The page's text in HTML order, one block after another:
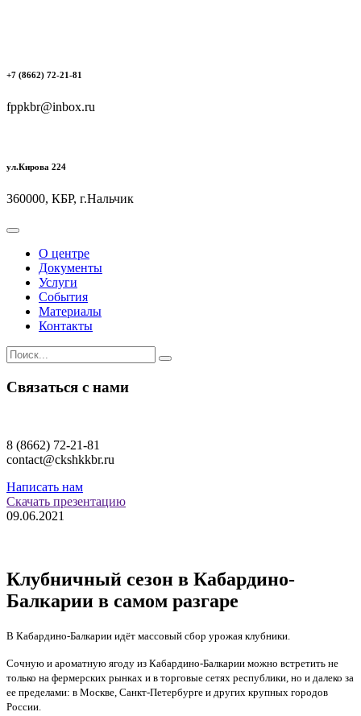
+7 (8662) 72-21-81
fppkbr@inbox.ru
ул.Кирова 224
360000, КБР, г.Нальчик
О центре
Документы
Услуги
События
Материалы
Контакты
Связаться с нами
8 (8662) 72-21-81
contact@ckshkkbr.ru
Написать нам
Скачать презентацию
09.06.2021
Клубничный сезон в Кабардино-
Балкарии в самом разгаре
В Кабардино-Балкарии идёт массовый сбор урожая клубники.
Сочную и ароматную ягоду из Кабардино-Балкарии можно встретить не
только на фермерских рынках и в торговые сетях республики, но и далеко за
ее пределами: в Москве, Санкт-Петербурге и других крупных городов
России.